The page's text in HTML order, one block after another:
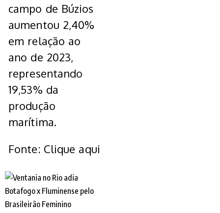
campo de Búzios
aumentou 2,40%
em relação ao
ano de 2023,
representando
19,53% da
produção
marítima.
Fonte: Clique aqui